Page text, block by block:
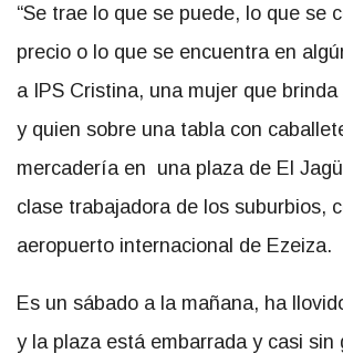
“Se trae lo que se puede, lo que se
precio o lo que se encuentra en
a IPS Cristina, una mujer que
y quien sobre una tabla con
mercadería en una plaza de El
clase trabajadora de los suburbios,
aeropuerto internacional de Ezeiza.
Es un sábado a la mañana, ha
y la plaza está embarrada y casi sin